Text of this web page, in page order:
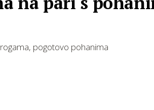
pogotovo pohanima